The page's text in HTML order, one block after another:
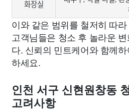
화장실
이와 같은 범위를 철저히 따
고객님들은 청소 후 놀라운
다. 신뢰의 민트케어와 함께
하세요.
인천 서구 신현원창동
고려사항